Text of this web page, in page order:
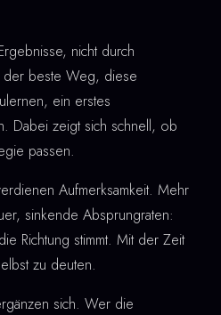
nicht durch
der beste Weg, diese
ein erstes
Dabei zeigt sich schnell, ob
passen.
Aufmerksamkeit. Mehr
sinkende Absprungraten:
Richtung stimmt. Mit der Zeit
zu deuten.
sich. Wer die